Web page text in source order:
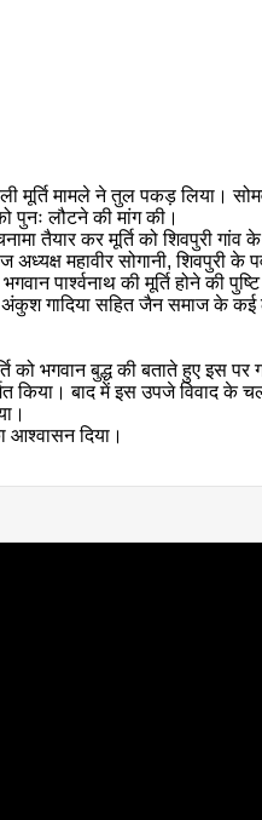
मूर्ति मामले ने तुल पकड़ लिया।
पुनः लौटने की मांग की।
तैयार कर मूर्ति को शिवपुरी
महावीर सोगानी, शिवपुरी के
पार्श्वनाथ की मूर्ति होने की
अंकुश गादिया सहित जैन समाज के
को भगवान बुद्ध की बताते हुए इस
किया। बाद में इस उपजे विवाद
आश्वासन दिया।